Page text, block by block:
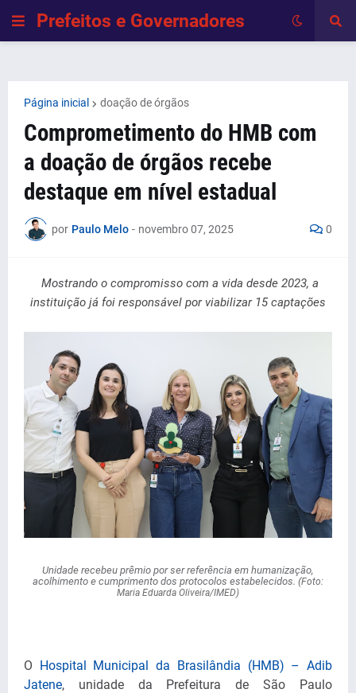
Prefeitos e Governadores
Página inicial doação de órgãos
Comprometimento do HMB com
a doação de órgãos recebe
destaque em nível estadual
por Paulo Melo - novembro 07, 2025 0
Mostrando o compromisso com a vida desde 2023, a
instituição já foi responsável por viabilizar 15 captações
Unidade recebeu prêmio por ser referência em humanização,
acolhimento e cumprimento dos protocolos estabelecidos. (Foto:
Maria Eduarda Oliveira/IMED)
O Hospital Municipal da Brasilândia (HMB) – Adib
Jatene, unidade da Prefeitura de São Paulo